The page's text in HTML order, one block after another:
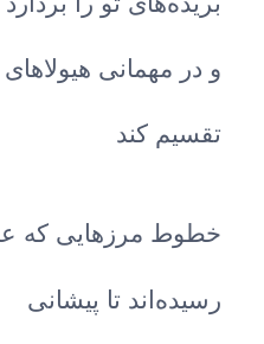
و در مهمانی هیولاهای
تقسیم کند
خطوط مرزهایی که
رسیده‌اند تا پیشانی